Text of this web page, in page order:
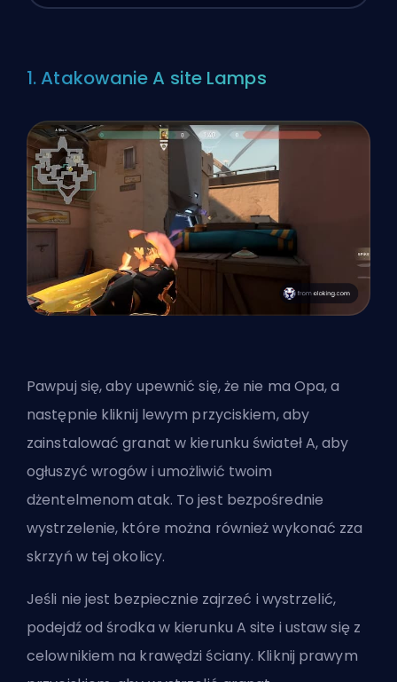
1. Atakowanie A site Lamps
Pawpuj się, aby upewnić się, że nie ma Opa, a
następnie kliknij lewym przyciskiem, aby
zainstalować granat w kierunku świateł A, aby
ogłuszyć wrogów i umożliwić twoim
dżentelmenom atak. To jest bezpośrednie
wystrzelenie, które można również wykonać zza
skrzyń w tej okolicy.
Jeśli nie jest bezpiecznie zajrzeć i wystrzelić,
podejdź od środka w kierunku A site i ustaw się z
celownikiem na krawędzi ściany. Kliknij prawym